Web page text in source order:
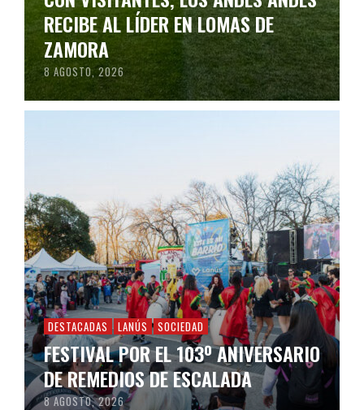
RECIBE AL LÍDER EN LOMAS DE
ZAMORA
8 AGOSTO, 2026
DESTACADAS LANÚS SOCIEDAD
FESTIVAL POR EL 103º ANIVERSARIO
DE REMEDIOS DE ESCALADA
8 AGOSTO, 2026